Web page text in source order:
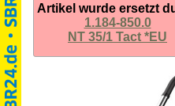
Artikel wurde ersetzt
1.184-850.0
NT 35/1 Tact *EU